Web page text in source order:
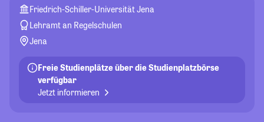
Friedrich-Schiller-Universität Jena
Lehramt an Regelschulen
Jena
Freie Studienplätze über die Studienplatzbörse
verfügbar
Jetzt informieren